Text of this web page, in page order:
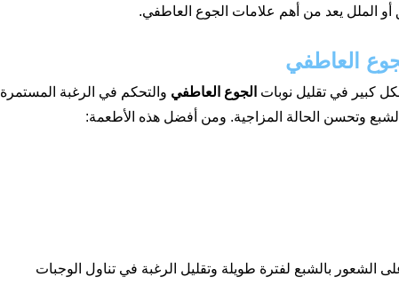
أو الملل يعد من أهم علامات الجوع العاطفي.
العاطفي
كبير في تقليل نوبات الجوع العاطفي والتحكم في الرغبة المستمرة
وتحسن الحالة المزاجية. ومن أفضل هذه الأطعمة:
الشعور بالشبع لفترة طويلة وتقليل الرغبة في تناول الوجبات